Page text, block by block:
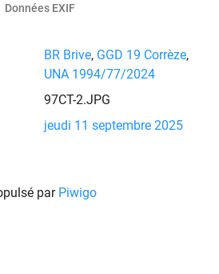
Données EXIF
BR Brive, GGD 19 Corrèze,
UNA 1994/77/2024
97CT-2.JPG
jeudi 11 septembre 2025
par Piwigo